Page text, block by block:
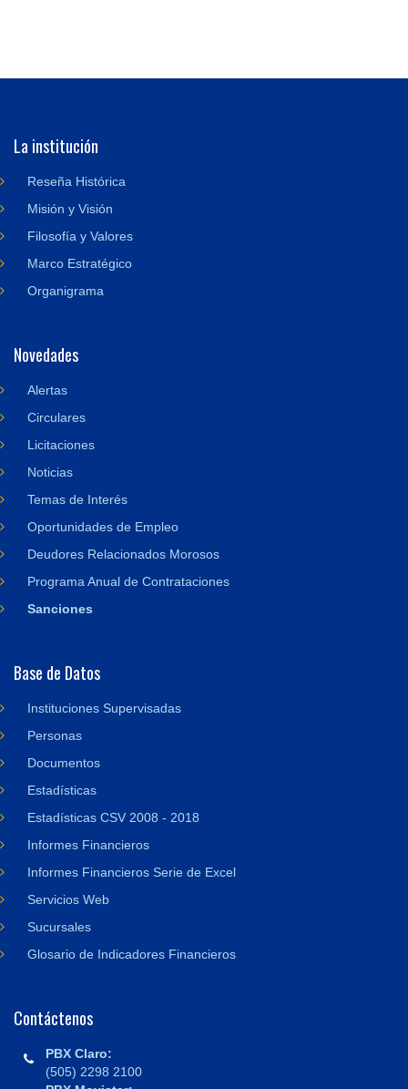
La institución
Reseña Histórica
Misión y Visión
Filosofía y Valores
Marco Estratégico
Organigrama
Novedades
Alertas
Circulares
Licitaciones
Noticias
Temas de Interés
Oportunidades de Empleo
Deudores Relacionados Morosos
Programa Anual de Contrataciones
Sanciones
Base de Datos
Instituciones Supervisadas
Personas
Documentos
Estadísticas
Estadísticas CSV 2008 - 2018
Informes Financieros
Informes Financieros Serie de Excel
Servicios Web
Sucursales
Glosario de Indicadores Financieros
Contáctenos
PBX Claro:
(505) 2298 2100